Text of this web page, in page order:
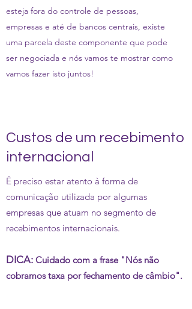
esteja fora do controle de pessoas,
empresas e até de bancos centrais, existe
uma parcela deste componente que pode
ser negociada e nós vamos te mostrar como
vamos fazer isto juntos!
Custos de um recebimento
internacional
É preciso estar atento à forma de
comunicação utilizada por algumas
empresas que atuam no segmento de
recebimentos internacionais.
DICA: Cuidado com a frase "Nós não
cobramos taxa por fechamento de câmbio".